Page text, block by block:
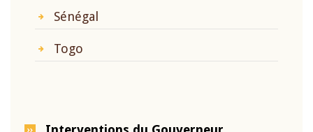
Sénégal
Togo